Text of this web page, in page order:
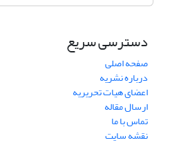
دسترسی سریع
صفحه اصلی
درباره نشریه
اعضای هیات تحریریه
ارسال مقاله
تماس با ما
نقشه سایت